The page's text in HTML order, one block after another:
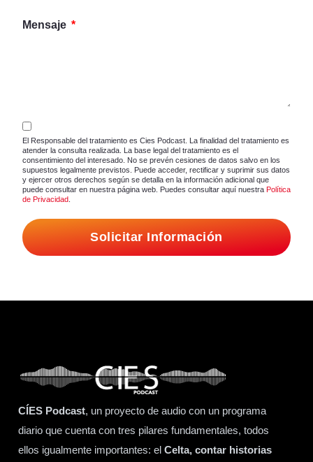
Mensaje
El Responsable del tratamiento es Cies Podcast. La finalidad del tratamiento es
atender la consulta realizada. La base legal del tratamiento es el
consentimiento del interesado. No se prevén cesiones de datos salvo en los
supuestos legalmente previstos. Puede acceder, rectificar y suprimir sus datos
y ejercer otros derechos según se detalla en la información adicional que
puede consultar en nuestra página web. Puedes consultar aquí nuestra Política
de Privacidad
Solicitar Información
CÍES Podcast, un proyecto de audio con un programa
diario que cuenta con tres pilares fundamentales, todos
ellos igualmente importantes: el Celta, contar historias